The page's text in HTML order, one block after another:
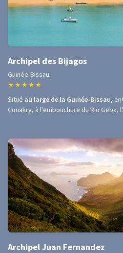
Archipel des Bijagos
Guinée-Bissau
★ ★ ★ ★ ★
Situé au large de la Guinée-Bissau,
Conakry, à l'embouchure du Rio Geba,
Archipel Juan Fernandez